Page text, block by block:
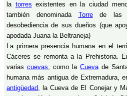
la torres existentes en la ciudad
también denominada Torrede las
desobediencia de sus dueños (que
apodada Juana la Beltraneja)
La primera presencia humana en el
Cáceres se remonta a la Prehistoria.
varias cuevas, como la Cuevade
humana más antigua de Extremadura,
antigüedad, la Cueva de El Conejar y